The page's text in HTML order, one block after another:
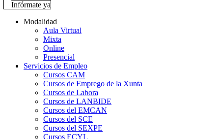
Infórmate ya
Modalidad
Aula Virtual
Mixta
Online
Presencial
Servicios de Empleo
Cursos CAM
Cursos de Emprego de la Xunta
Cursos de Labora
Cursos de LANBIDE
Cursos del EMCAN
Cursos del SCE
Cursos del SEXPE
Cursos ECYL